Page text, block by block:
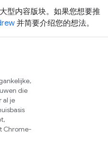
型内容版块。如果您想要推
并简要介绍您的想法。
die
al je
Chrome-